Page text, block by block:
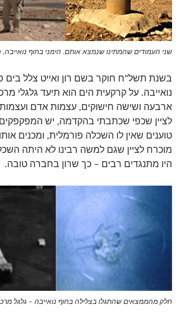
שני העמודים שהמתינו שנמצא אותם. הימני בחוף
בשנת תשל"ח חוקר בשם רון ואייט צלל בים
נואייבה. על קרקעית הים הוא תיעד גלגלי
ארבעה ושישה חישוקים, עצמות אדם
לציין שכפי שכתבתי בהקדמה, יש המפקפקים
טוענים שאין לו השכלה פורמלית, ומכנים אותו
מוכרח לציין שגם למשה רבינו לא היתה
היו מתנגדים רבים – כך שרון בחברה טובה.
חלק מהממצאים שהתגלו בצלילה בחוף נואייבה – גלגל